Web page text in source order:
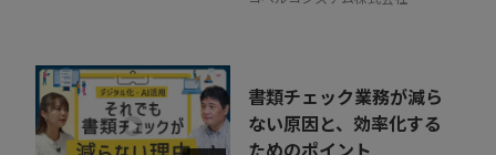
書類チェック業務が減ら
ない原因と、効率化する
ためのポイント